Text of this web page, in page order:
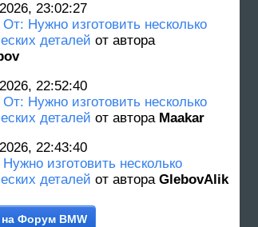
23:02:27
От: Нужно изготовить несколько
деталей от автора
22:52:40
От: Нужно изготовить несколько
деталей от автора Maakar
22:43:40
Нужно изготовить несколько
деталей от автора GlebovAlik
Форум BMW